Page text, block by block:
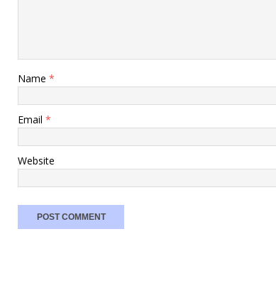
Name *
Email *
Website